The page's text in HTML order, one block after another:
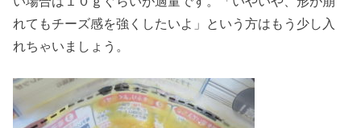
れてもチーズ感を強くしたいよ」という方はもう少し入
れちゃいましょう。